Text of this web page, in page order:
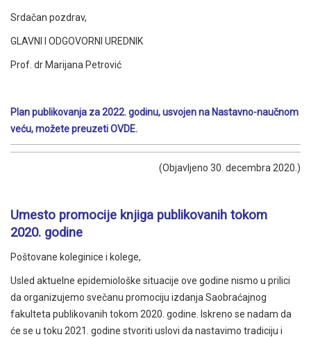
Srdačan pozdrav,
GLAVNI I ODGOVORNI UREDNIK
Prof. dr Marijana Petrović
Plan publikovanja za 2022. godinu, usvojen na Nastavno-naučnom
veću, možete preuzetiOVDE.
(Objavljeno 30. decembra 2020.)
Umesto promocije knjiga publikovanih tokom
2020. godine
Poštovane koleginice i kolege,
Usled aktuelne epidemiološke situacije ove godine nismo u prilici
da organizujemo svečanu promociju izdanja Saobraćajnog
fakulteta publikovanih tokom 2020. godine. Iskreno se nadam da
će se u toku 2021. godine stvoriti uslovi da nastavimo tradiciju i